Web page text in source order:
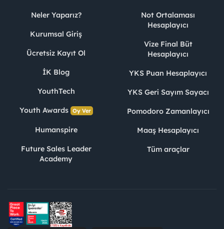
Neler Yaparız?
Kurumsal Giriş
Ücretsiz Kayıt Ol
İK Blog
YouthTech
Youth Awards Oy Ver
Humanspire
Future Sales Leader
Academy
Not Ortalaması
Hesaplayıcı
Vize Final Büt
Hesaplayıcı
YKS Puan Hesaplayıcı
YKS Geri Sayım Sayacı
Pomodoro Zamanlayıcı
Maaş Hesaplayıcı
Tüm araçlar